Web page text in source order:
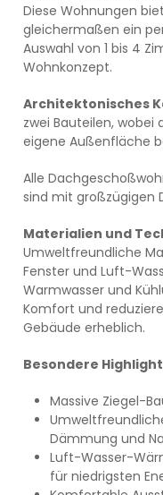
Diese Wohnungen
gleichermaßen ein
Auswahl von 1 bis 4
Wohnkonzept.
Architektonisches
zwei Bauteilen,
eigene Außenfläche
Alle
sind mit großzügigen
Materialien und
Umweltfreundliche
Fenster und Luft-
Warmwasser und
Komfort und
Gebäude erheblich.
Besondere
Massive Ziegel-
Dämmung und
Luft-Wasser-
für niedrigsten